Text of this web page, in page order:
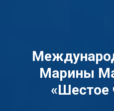
Марины
«Шестое